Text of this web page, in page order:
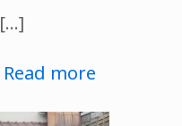
[…]
Read more